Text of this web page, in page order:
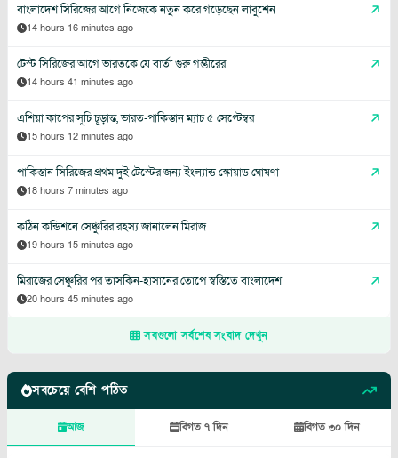
বাংলাদেশ সিরিজের আগে নিজেকে নতুন করে গড়েছেন লাবুশেন
14 hours 16 minutes ago
টেস্ট সিরিজের আগে ভারতকে যে বার্তা গুরু গম্ভীরের
14 hours 41 minutes ago
এশিয়া কাপের সূচি চূড়ান্ত, ভারত-পাকিস্তান ম্যাচ ৫ সেপ্টেম্বর
15 hours 12 minutes ago
পাকিস্তান সিরিজের প্রথম দুই টেস্টের জন্য ইংল্যান্ড স্কোয়াড ঘোষণা
18 hours 7 minutes ago
কঠিন কন্ডিশনে সেঞ্চুরির রহস্য জানালেন মিরাজ
19 hours 15 minutes ago
মিরাজের সেঞ্চুরির পর তাসকিন-হাসানের তোপে স্বস্তিতে বাংলাদেশ
20 hours 45 minutes ago
সবগুলো সর্বশেষ সংবাদ দেখুন
সবচেয়ে বেশি পঠিত
আজ বিগত ৭ দিন বিগত ৩০ দিন